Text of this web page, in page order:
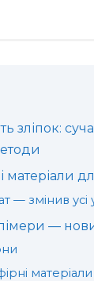
зліпок:
матеріали
— змінив
—
матеріали